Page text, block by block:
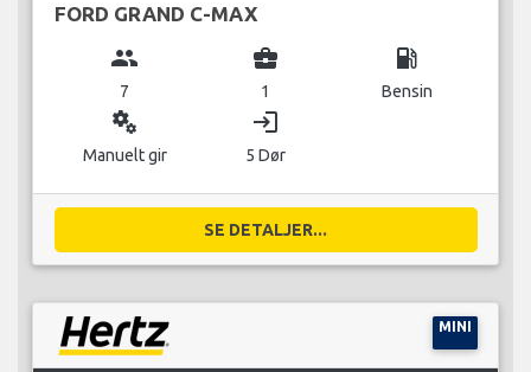
FORD GRAND C-MAX
group
7
business_center
1
local_gas_station
Bensin
miscellaneous_services
Manuelt gir
login
5 Dør
SE DETALJER...
MINI